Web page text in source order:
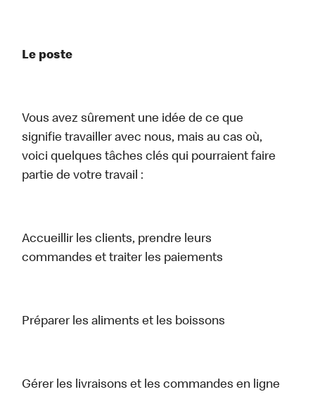
Le poste
Vous avez sûrement une idée de ce que
signifie travailler avec nous, mais au cas où,
voici quelques tâches clés qui pourraient faire
partie de votre travail :
Accueillir les clients, prendre leurs
commandes et traiter les paiements
Préparer les aliments et les boissons
Gérer les livraisons et les commandes en ligne